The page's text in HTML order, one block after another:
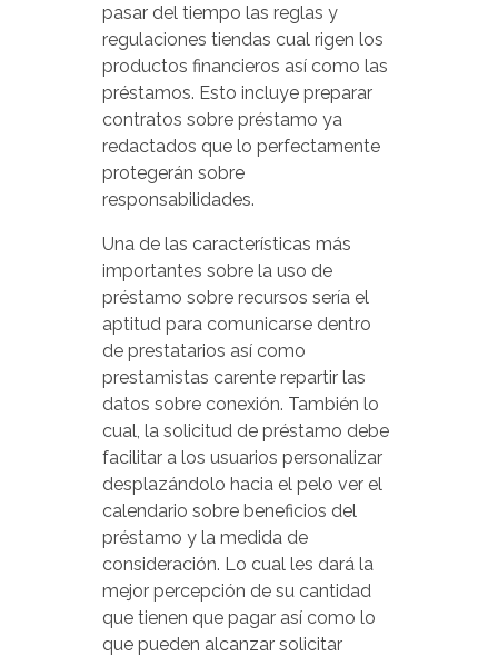
pasar del tiempo las reglas y
regulaciones tiendas cual rigen los
productos financieros así­ como las
préstamos. Esto incluye preparar
contratos sobre préstamo ya
redactados que lo perfectamente
protegerán sobre
responsabilidades.
Una de las características más
importantes sobre la uso de
préstamo sobre recursos serí­a el
aptitud para comunicarse dentro
de prestatarios así­ como
prestamistas carente repartir las
datos sobre conexión. También lo
cual, la solicitud de préstamo debe
facilitar a los usuarios personalizar
desplazándolo hacia el pelo ver el
calendario sobre beneficios del
préstamo y la medida de
consideración. Lo cual les dará la
mejor percepción de su cantidad
que tienen que pagar así­ como lo
que pueden alcanzar solicitar